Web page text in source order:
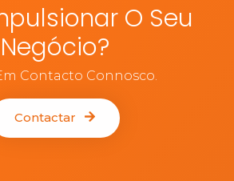
O Seu
Negócio?
Contacto Connosco.
Contactar